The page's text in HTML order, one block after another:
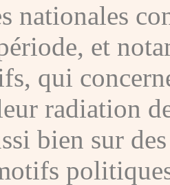
nationales
et
qui
radiation
bien sur